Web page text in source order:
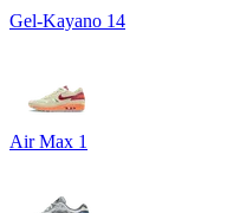
Gel-Kayano 14
Air Max 1